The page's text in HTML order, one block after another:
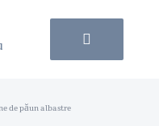
de păun albastre